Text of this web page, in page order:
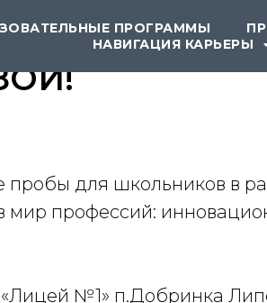
ПРОГРАММЫ
НАВИГАЦИЯ КАРЬЕРЫ
для школьников в
мир профессий:
№1» п.Добринка